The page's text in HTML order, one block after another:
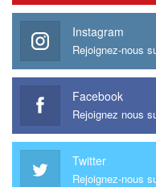
Instagram
Rejoignez-nous
Facebook
Rejoignez nous
Twitter
Rejoignez-nous